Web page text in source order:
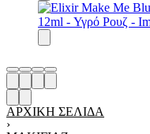
ΑΡΧΙΚΉ ΣΕΛΊΔΑ
›